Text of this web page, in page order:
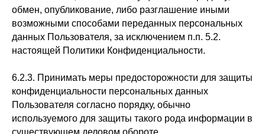
обмен, опубликование, либо разглашение иными
возможными способами переданных персональных
данных Пользователя, за исключением п.п. 5.2.
настоящей Политики Конфиденциальности.
6.2.3. Принимать меры предосторожности для защиты
конфиденциальности персональных данных
Пользователя согласно порядку, обычно
используемого для защиты такого рода информации в
существующем деловом обороте.